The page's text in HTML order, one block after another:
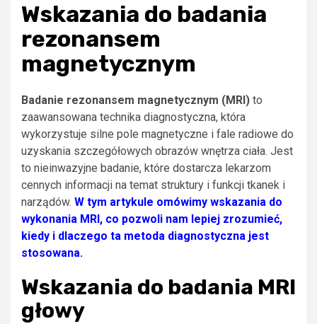
Wskazania do badania
rezonansem
magnetycznym
Badanie rezonansem magnetycznym (MRI) to
zaawansowana technika diagnostyczna, która
wykorzystuje silne pole magnetyczne i fale radiowe do
uzyskania szczegółowych obrazów wnętrza ciała. Jest
to nieinwazyjne badanie, które dostarcza lekarzom
cennych informacji na temat struktury i funkcji tkanek i
narządów. W tym artykule omówimy wskazania do
wykonania MRI, co pozwoli nam lepiej zrozumieć,
kiedy i dlaczego ta metoda diagnostyczna jest
stosowana.
Wskazania do badania MRI
głowy